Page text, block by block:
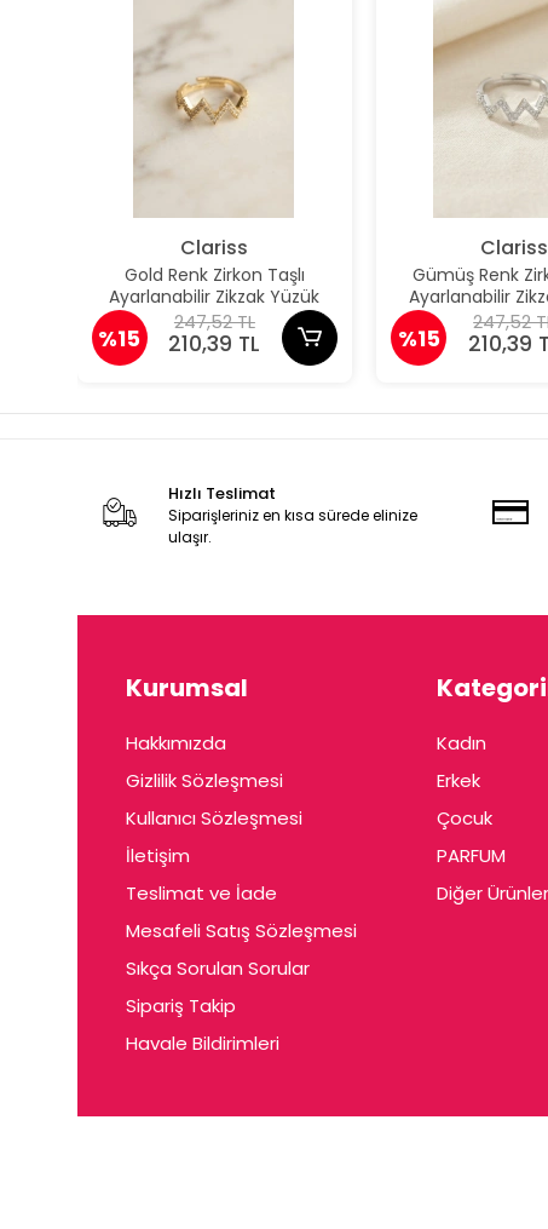
Clariss
Gold Renk Zirkon Taşlı
Ayarlanabilir Zikzak Yüzük
%15
247,52 TL
210,39 TL
Clariss
Gümüş Renk
Ayarlanabilir
%15
247,52
210,39
Hızlı Teslimat
Siparişleriniz en kısa sürede elinize
ulaşır.
Kurumsal
Hakkımızda
Gizlilik Sözleşmesi
Kullanıcı Sözleşmesi
İletişim
Teslimat ve İade
Mesafeli Satış Sözleşmesi
Sıkça Sorulan Sorular
Sipariş Takip
Havale Bildirimleri
Kadın
Erkek
Çocuk
PARFUM
Diğer Ürünler